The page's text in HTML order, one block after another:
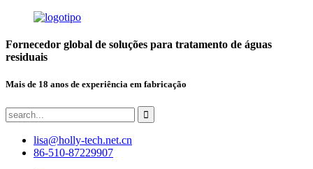
Fornecedor global de soluções para tratamento de águas
residuais
Mais de 18 anos de experiência em fabricação
lisa@holly-tech.net.cn
86-510-87229907